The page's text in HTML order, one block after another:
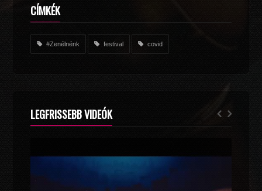
CÍMKÉK
#Zenélnénk festival covid
LEGFRISSEBB VIDEÓK